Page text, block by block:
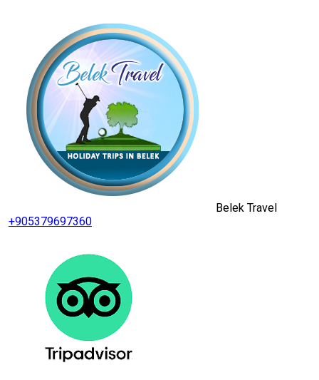
Belek Travel
+905379697360